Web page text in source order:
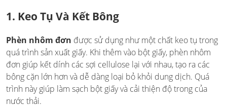
1. Keo Tụ Và Kết Bông
Phèn nhôm đơn được sử dụng như một chất keo tụ trong
quá trình sản xuất giấy. Khi thêm vào bột giấy, phèn nhôm
đơn giúp kết dính các sợi cellulose lại với nhau, tạo ra các
bông cặn lớn hơn và dễ dàng loại bỏ khỏi dung dịch. Quá
trình này giúp làm sạch bột giấy và cải thiện độ trong của
nước thải.